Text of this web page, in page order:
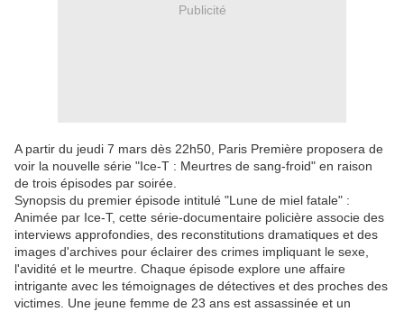
Publicité
A partir du jeudi 7 mars dès 22h50, Paris Première proposera de
voir la nouvelle série "Ice-T : Meurtres de sang-froid" en raison
de trois épisodes par soirée.
Synopsis du premier épisode intitulé "Lune de miel fatale" :
Animée par Ice-T, cette série-documentaire policière associe des
interviews approfondies, des reconstitutions dramatiques et des
images d'archives pour éclairer des crimes impliquant le sexe,
l'avidité et le meurtre. Chaque épisode explore une affaire
intrigante avec les témoignages de détectives et des proches des
victimes. Une jeune femme de 23 ans est assassinée et un